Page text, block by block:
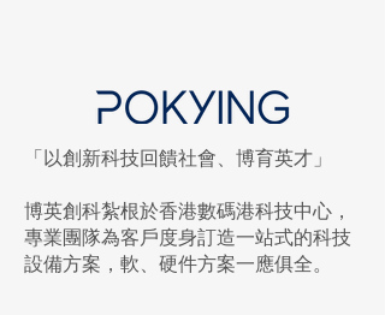
「以創新科技回饋社會、博育英才」
博英創科紮根於香港數碼港科技中心，
專業團隊為客戶度身訂造一站式的科技
設備方案，軟、硬件方案一應俱全。